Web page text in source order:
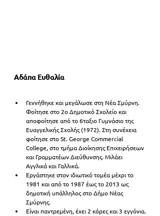
Αδάπα Ευθαλία
Γεννήθηκε και μεγάλωσε στη Νέα Σμύρνη.
Φοίτησε στο 2ο Δημοτικό Σχολείο και
αποφοίτησε από το 6ταξιο Γυμνάσιο της
Ευαγγελικής Σχολής (1972). Στη συνέχεια
φοίτησε στο St. George Commercial
College, στο τμήμα Διοίκησης Επιχειρήσεων
και Γραμματέων Διεύθυνσης. Μιλάει
Αγγλικά και Γαλλικά.
Εργάστηκε στον ιδιωτικό τομέα μέχρι το
1981 και από το 1987 έως το 2013 ως
δημοτική υπάλληλος στο Δήμο Νέας
Σμύρνης.
Είναι παντρεμένη, έχει 2 κόρες και 3 εγγόνια.